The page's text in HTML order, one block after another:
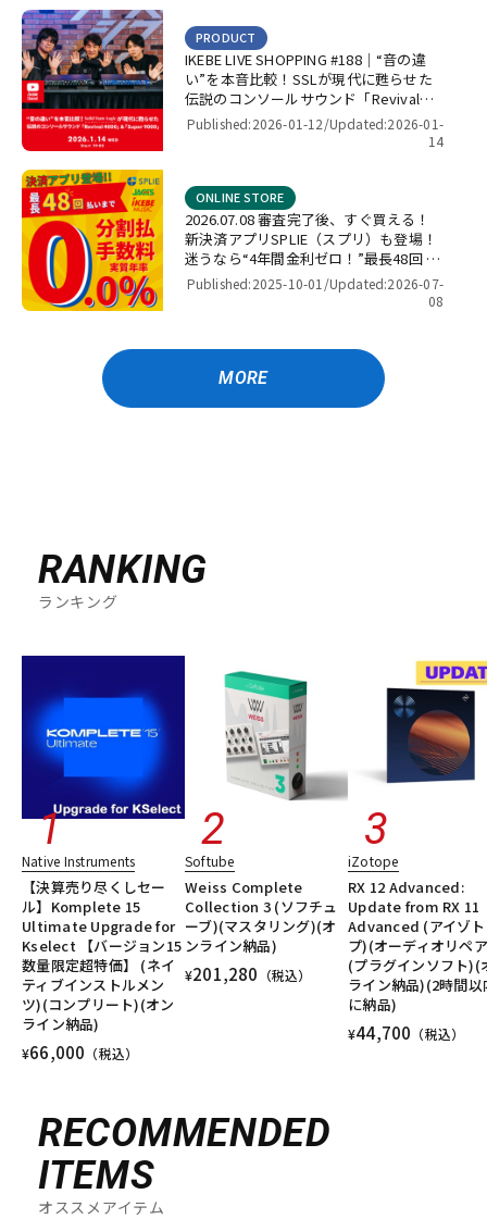
IKEBE LIVE SHOPPING #188｜“音の違
い”を本音比較！SSLが現代に甦らせた
伝説のコンソールサウンド「Revival
4000」＆「Super 9000」【presented
PRODUCT
Published:2026-01-12/Updated:2026-01-
14
2026.07.08 審査完了後、すぐ買える！
新決済アプリSPLIE（スプリ）も登場！
迷うなら“4年間金利ゼロ！”最長48回 無
金利キャンペーン
ONLINE STORE
Published:2025-10-01/Updated:2026-07-
08
MORE
RANKING
ランキング
Native Instruments
【決算売り尽くしセー
ル】Komplete 15
Ultimate Upgrade for
Kselect 【バージョン15
数量限定超特価】 (ネイ
ティブインストルメン
ツ)(コンプリート)(オン
ライン納品)
¥66,000 （税込）
Softube
Weiss Complete
Collection 3 (ソフチュ
ーブ)(マスタリング)(オ
ンライン納品)
¥201,280 （税込）
iZotope
RX 12 Advanced:
Update from RX 11
Advanced (アイゾ
プ)(オーディオリペ
(プラグインソフト)(
ライン納品)(2時間以
に納品)
¥44,700 （税込）
RECOMMENDED
ITEMS
オススメアイテム